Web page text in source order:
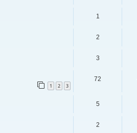
1
2
3
1 2 3
72
5
2